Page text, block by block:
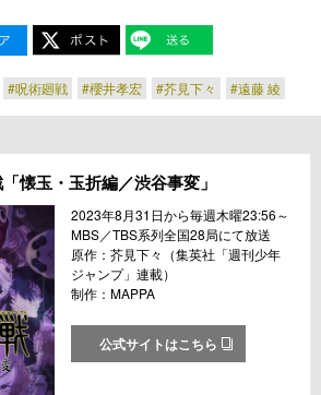
#呪術廻戦 #櫻井孝宏 #芥見下々 #遠藤 綾
懐玉・玉折編／渋谷事変」
2023年8月31日から毎週木曜23:56～
MBS／TBS系列全国28局にて放送
原作：芥見下々（集英社「週刊少年
ジャンプ」連載）
制作：MAPPA
公式サイトはこちら